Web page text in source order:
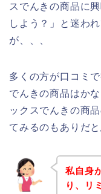
スでんきの商品に
しよう？」と迷わ
が、、、
多くの方が口コミ
でんきの商品はか
ックスでんきの商
てみるのもありだ
私自身
り、リ